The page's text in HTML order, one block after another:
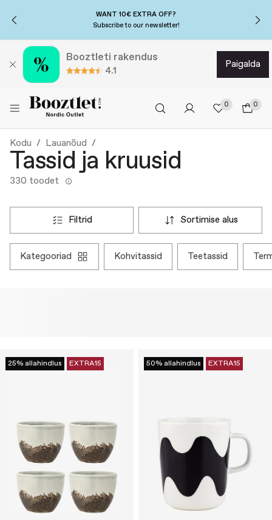
WANT 10€ EXTRA OFF?
Subscribe to our newsletter!
Booztleti rakendus
4.1
paigalda
0 0
Kodu Lauanõud
Tassid ja kruusid
330 toodet
filtrid sortimise alus
kategooriad kohvitassid teetassid
25% allahindlus EXTRA15 50% allahindlus EXTRA15